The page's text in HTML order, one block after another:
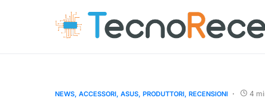
NEWS ACCESSORI ASUS PRODUTTORI RECENSIONI 4